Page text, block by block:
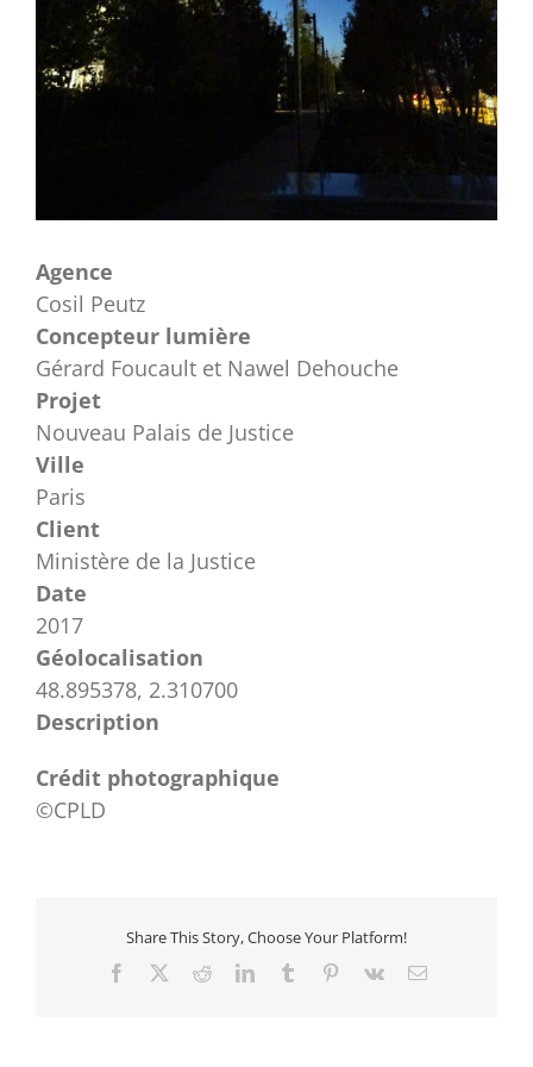
Agence
Cosil Peutz
Concepteur lumière
Gérard Foucault et Nawel Dehouche
Projet
Nouveau Palais de Justice
Ville
Paris
Client
Ministère de la Justice
Date
2017
Géolocalisation
48.895378, 2.310700
Description
Crédit photographique
©CPLD
Share This Story, Choose Your Platform!
Facebook RedditLinkedInTumblr Pinterest
Vk Email